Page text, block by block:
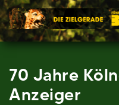
Skip
to
content
70 Jahre
Anzeiger